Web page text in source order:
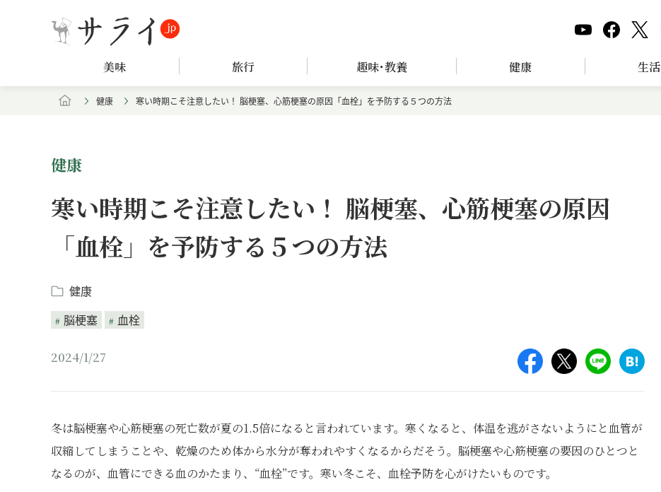
美味 旅行 趣味･教養 健康 生活
健康 寒い時期こそ注意したい！ 脳梗塞、心筋梗塞の原因「血栓」を予防する５つの方法
健康
寒い時期こそ注意したい！ 脳梗塞、心筋梗塞の原因
「血栓」を予防する５つの方法
健康
脳梗塞
血栓
2024/1/27
冬は脳梗塞や心筋梗塞の死亡数が夏の1.5倍になると言われています。寒くなると、体温を逃がさないようにと血管が
収縮してしまうことや、乾燥のため体から水分が奪われやすくなるからだそう。脳梗塞や心筋梗塞の要因のひとつと
なるのが、血管にできる血のかたまり、“血栓”です。寒い冬こそ、血栓予防を心がけたいものです。